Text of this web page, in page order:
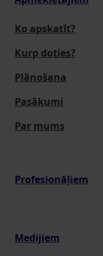
Ko apskatīt?
Kurp doties?
Plānošana
Pasākumi
Par mums
Profesionāļiem
Medijiem